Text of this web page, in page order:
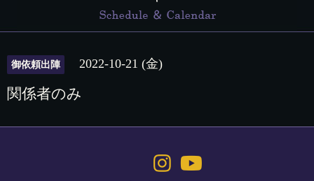
御依頼出陣 2022-10-21 (金)
関係者のみ